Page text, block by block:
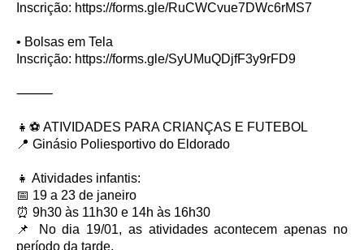
Inscrição: https://forms.gle/RuCWCvue7DWc6rMS7
• Bolsas em Tela
Inscrição: https://forms.gle/SyUMuQDjfF3y9rFD9
⸻
👧⚽ ATIVIDADES PARA CRIANÇAS E FUTEBOL
📍 Ginásio Poliesportivo do Eldorado
👧 Atividades infantis:
📅 19 a 23 de janeiro
⏰ 9h30 às 11h30 e 14h às 16h30
📌 No dia 19/01, as atividades acontecem apenas no
período da tarde.